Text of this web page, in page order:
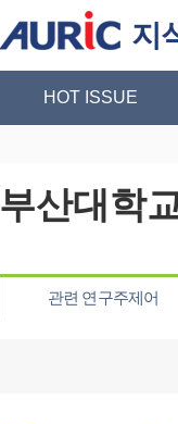
지
HOT ISSUE
부산대학
관련 연구주제어